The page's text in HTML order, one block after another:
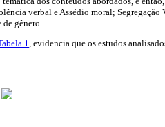
verbal e Assédio moral; Segregação
gênero.
1 , evidencia que os estudos